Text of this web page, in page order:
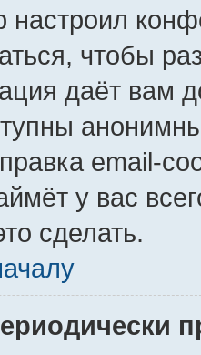
настроил
чтобы
даёт вам
email-
у вас
сделать.